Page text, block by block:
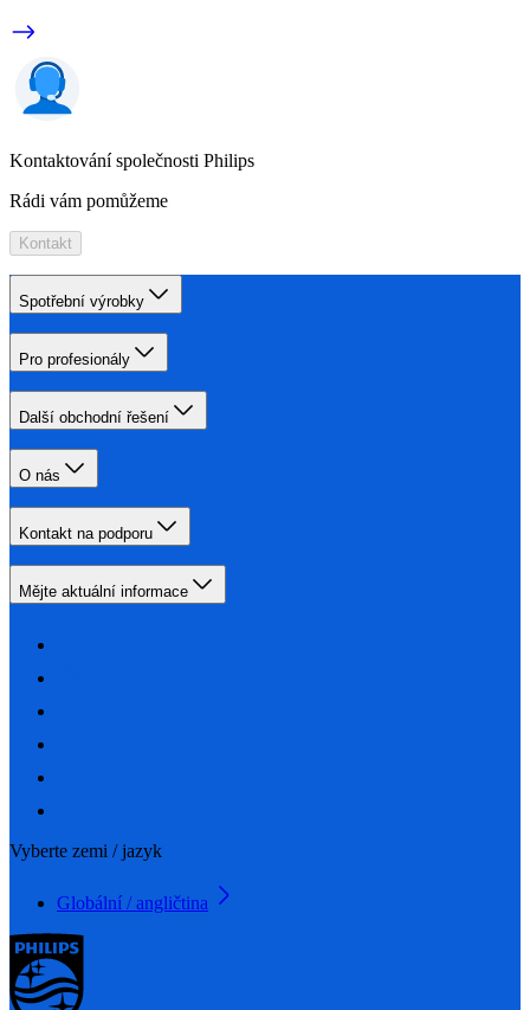
Kontaktování společnosti Philips
Rádi vám pomůžeme
Kontakt
Spotřební výrobky
Pro profesionály
Další obchodní řešení
O nás
Kontakt na podporu
Mějte aktuální informace
Vyberte zemi / jazyk
Globální / angličtina